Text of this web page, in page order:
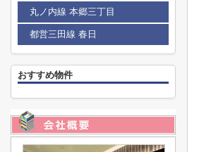
丸ノ内線 本郷三丁目
都営三田線 春日
おすすめ物件